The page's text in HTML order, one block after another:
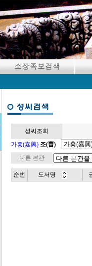
성씨조회
가흥(嘉興) 조(曺)
다른 본관
순번 도서명